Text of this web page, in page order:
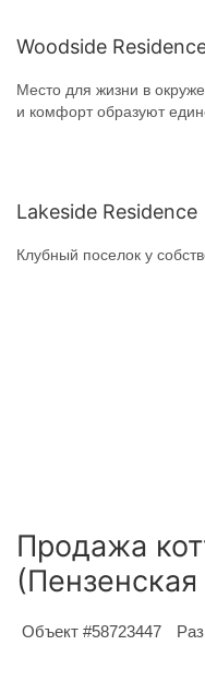
Woodside
Место для жизни в
и комфорт образуют
Lakeside Residence
Клубный поселок у
Продажа
(Пензенская
Объект #58723447